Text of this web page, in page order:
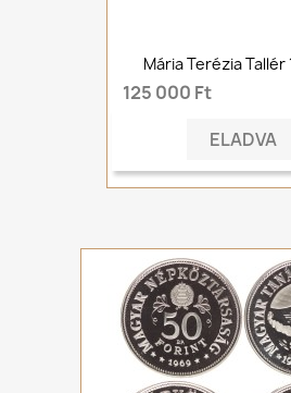
Mária Terézia Tallér
125 000 Ft
ELADVA